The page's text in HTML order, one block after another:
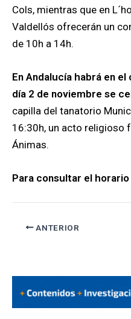
Cols, mientras que en
Valdellós ofrecerán un
de 10h a 14h.
En Andalucía habrá en
día 2 de noviembre se
capilla del tanatorio
16:30h, un acto religioso
Ánimas.
Para consultar el
ANTERIOR